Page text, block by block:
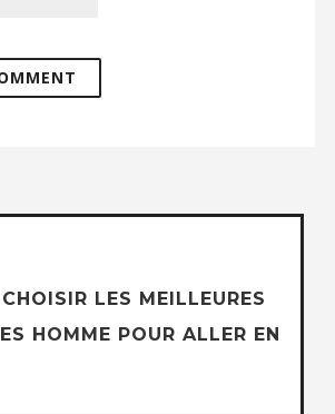
LES MEILLEURES
HOMME POUR ALLER EN